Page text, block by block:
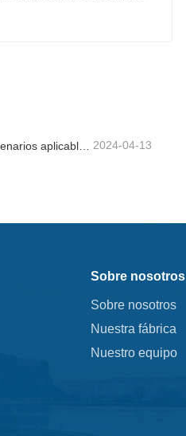
Las ventajas únicas y los escenarios aplicables de la barandilla de la carretera. 2024-04-13
Sobre nosotros
Sobre nosotros
Nuestra fábrica
Nuestro equipo